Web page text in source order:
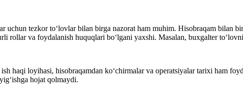
uchun tezkor to‘lovlar bilan birga nazorat ham muhim. Hisobraqam
rollar va foydalanish huquqlari bo‘lgani yaxshi. Masalan, buxgalter
haqi loyihasi, hisobraqamdan ko‘chirmalar va operatsiyalar tarixi ham
hojat qolmaydi.